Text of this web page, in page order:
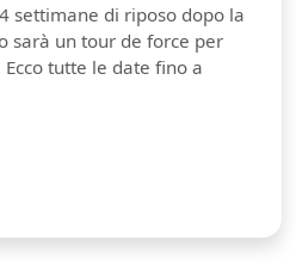
settimane di riposo dopo la
sarà un tour de force per
tutte le date fino a